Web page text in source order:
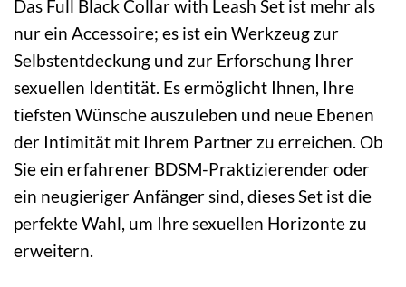
Das Full Black Collar with Leash Set ist mehr als
nur ein Accessoire; es ist ein Werkzeug zur
Selbstentdeckung und zur Erforschung Ihrer
sexuellen Identität. Es ermöglicht Ihnen, Ihre
tiefsten Wünsche auszuleben und neue Ebenen
der Intimität mit Ihrem Partner zu erreichen. Ob
Sie ein erfahrener BDSM-Praktizierender oder
ein neugieriger Anfänger sind, dieses Set ist die
perfekte Wahl, um Ihre sexuellen Horizonte zu
erweitern.